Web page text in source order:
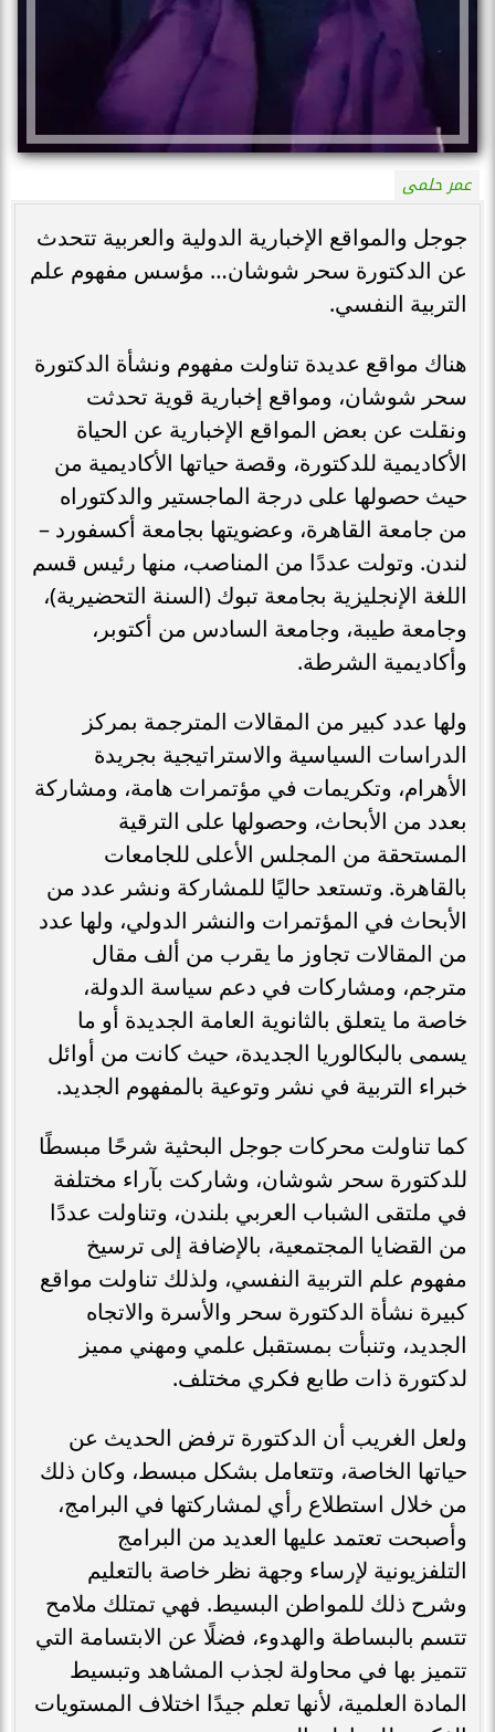
عمر حلمى
جوجل والمواقع الإخبارية الدولية والعربية تتحدث
عن الدكتورة سحر شوشان… مؤسس مفهوم علم
التربية النفسي.
هناك مواقع عديدة تناولت مفهوم ونشأة الدكتورة
سحر شوشان، ومواقع إخبارية قوية تحدثت
ونقلت عن بعض المواقع الإخبارية عن الحياة
الأكاديمية للدكتورة، وقصة حياتها الأكاديمية من
حيث حصولها على درجة الماجستير والدكتوراه
من جامعة القاهرة، وعضويتها بجامعة أكسفورد –
لندن. وتولت عددًا من المناصب، منها رئيس قسم
اللغة الإنجليزية بجامعة تبوك (السنة التحضيرية)،
وجامعة طيبة، وجامعة السادس من أكتوبر،
وأكاديمية الشرطة.
ولها عدد كبير من المقالات المترجمة بمركز
الدراسات السياسية والاستراتيجية بجريدة
الأهرام، وتكريمات في مؤتمرات هامة، ومشاركة
بعدد من الأبحاث، وحصولها على الترقية
المستحقة من المجلس الأعلى للجامعات
بالقاهرة. وتستعد حاليًا للمشاركة ونشر عدد من
الأبحاث في المؤتمرات والنشر الدولي، ولها عدد
من المقالات تجاوز ما يقرب من ألف مقال
مترجم، ومشاركات في دعم سياسة الدولة،
خاصة ما يتعلق بالثانوية العامة الجديدة أو ما
يسمى بالبكالوريا الجديدة، حيث كانت من أوائل
خبراء التربية في نشر وتوعية بالمفهوم الجديد.
كما تناولت محركات جوجل البحثية شرحًا مبسطًا
للدكتورة سحر شوشان، وشاركت بآراء مختلفة
في ملتقى الشباب العربي بلندن، وتناولت عددًا
من القضايا المجتمعية، بالإضافة إلى ترسيخ
مفهوم علم التربية النفسي، ولذلك تناولت مواقع
كبيرة نشأة الدكتورة سحر والأسرة والاتجاه
الجديد، وتنبأت بمستقبل علمي ومهني مميز
لدكتورة ذات طابع فكري مختلف.
ولعل الغريب أن الدكتورة ترفض الحديث عن
حياتها الخاصة، وتتعامل بشكل مبسط، وكان ذلك
من خلال استطلاع رأي لمشاركتها في البرامج،
وأصبحت تعتمد عليها العديد من البرامج
التلفزيونية لإرساء وجهة نظر خاصة بالتعليم
وشرح ذلك للمواطن البسيط. فهي تمتلك ملامح
تتسم بالبساطة والهدوء، فضلًا عن الابتسامة التي
تتميز بها في محاولة لجذب المشاهد وتبسيط
المادة العلمية، لأنها تعلم جيدًا اختلاف المستويات